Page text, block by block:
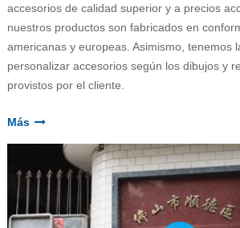
accesorios de calidad superior y a precios
nuestros productos son fabricados en
americanas y europeas. Asimismo, tenemos
personalizar accesorios según los dibujos y
provistos por el cliente.
Más